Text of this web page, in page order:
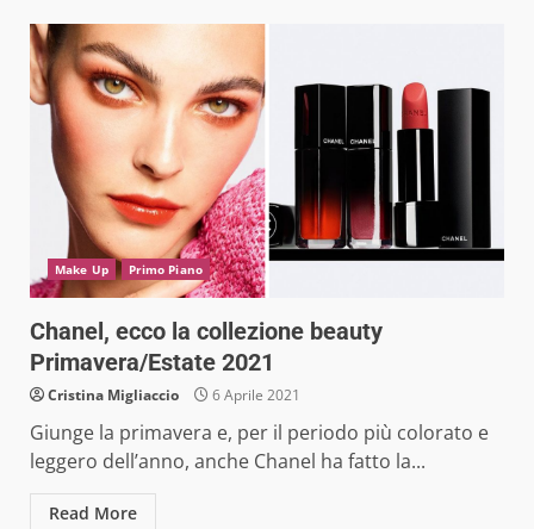
Make Up Primo Piano
Chanel, ecco la collezione beauty
Primavera/Estate 2021
Cristina Migliaccio 6 Aprile 2021
Giunge la primavera e, per il periodo più colorato e
leggero dell’anno, anche Chanel ha fatto la...
Read More